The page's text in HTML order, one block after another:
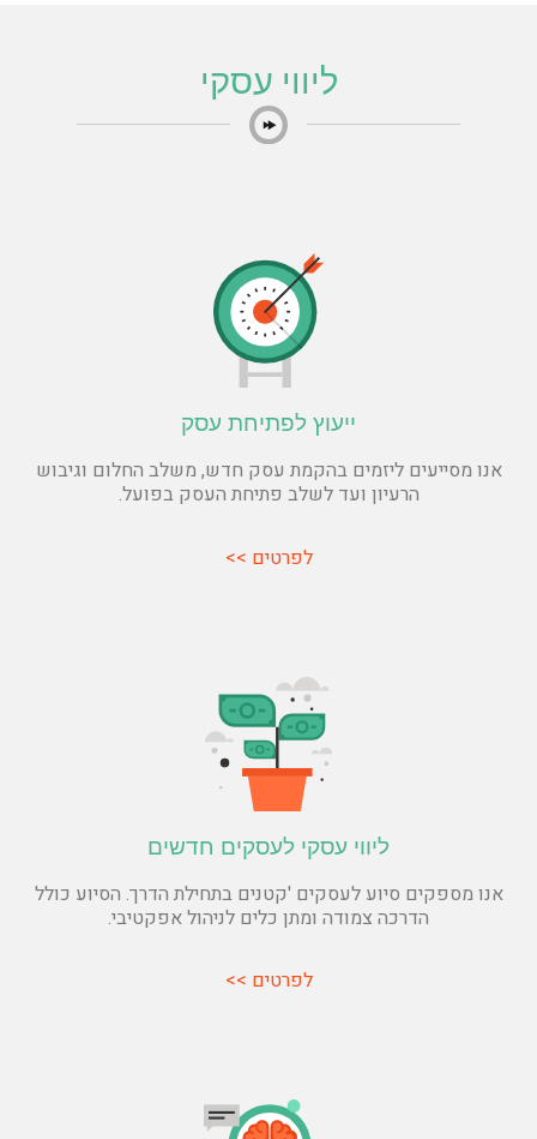
ליווי עסקי
ייעוץ לפתיחת עסק
אנו מסייעים ליזמים בהקמת עסק חדש, משלב החלום וגיבוש
הרעיון ועד לשלב פתיחת העסק בפועל.
לפרטים >>
ליווי עסקי לעסקים חדשים
אנו מספקים סיוע לעסקים 'קטנים בתחילת הדרך. הסיוע כולל
הדרכה צמודה ומתן כלים לניהול אפקטיבי.
לפרטים >>